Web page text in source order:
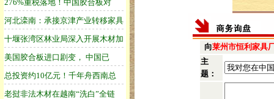
向莱州市恒利家具
主
题：